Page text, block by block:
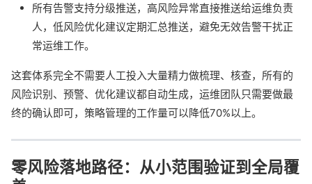
所有告警支持分级推送，高风险异常直接推送给运维负责
人，低风险优化建议定期汇总推送，避免无效告警干扰正
常运维工作。
这套体系完全不需要人工投入大量精力做梳理、核查，所有的
风险识别、预警、优化建议都自动生成，运维团队只需要做最
终的确认即可，策略管理的工作量可以降低70%以上。
零风险落地路径：从小范围验证到全局覆